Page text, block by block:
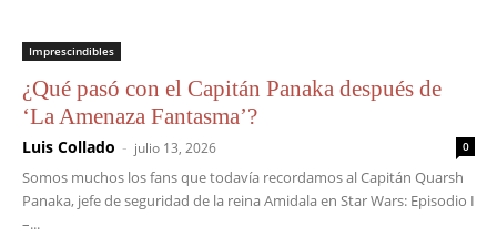
Imprescindibles
¿Qué pasó con el Capitán Panaka después de
‘La Amenaza Fantasma’?
Luis Collado - julio 13, 2026 0
Somos muchos los fans que todavía recordamos al Capitán Quarsh
Panaka, jefe de seguridad de la reina Amidala en Star Wars: Episodio I
–...